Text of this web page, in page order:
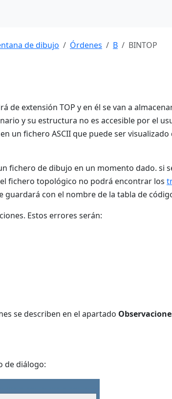
de dibujo Órdenes B BINTOP
de extensión TOP y en él se van a
y su estructura no es accesible por el
un fichero ASCII que puede ser
fichero de dibujo en un momento dado. si
fichero topológico no podrá encontrar los
con el nombre de la tabla de
Estos errores serán:
se describen en el apartado
de diálogo: